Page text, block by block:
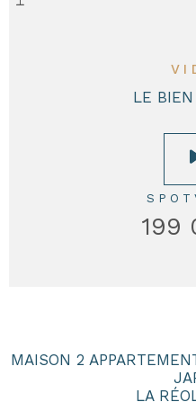
LE
199
MAISON 2
LA